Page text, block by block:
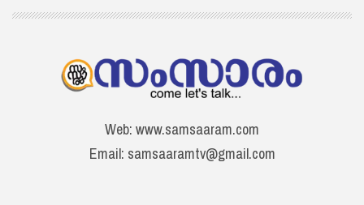
Web: www.samsaaram.com
Email: samsaaramtv@gmail.com